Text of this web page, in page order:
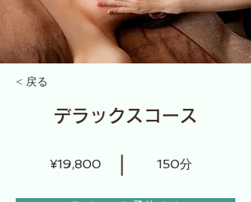
< 戻る
デラックスコース
¥19,800 150分